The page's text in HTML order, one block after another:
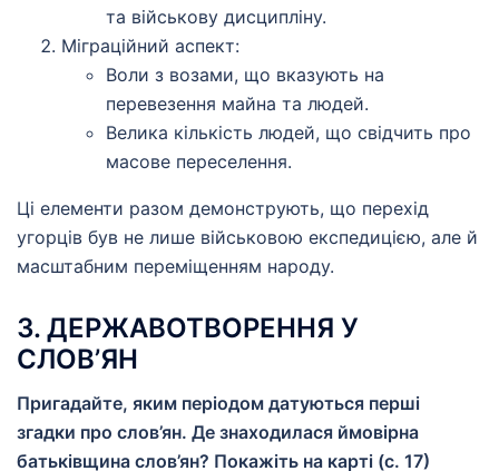
та військову дисципліну.
Міграційний аспект:
Воли з возами, що вказують на
перевезення майна та людей.
Велика кількість людей, що свідчить про
масове переселення.
Ці елементи разом демонструють, що перехід
угорців був не лише військовою експедицією, але й
масштабним переміщенням народу.
3. ДЕРЖАВОТВОРЕННЯ У
СЛОВ’ЯН
Пригадайте, яким періодом датуються перші
згадки про слов’ян. Де знаходилася ймовірна
батьківщина слов’ян? Покажіть на карті (с. 17)